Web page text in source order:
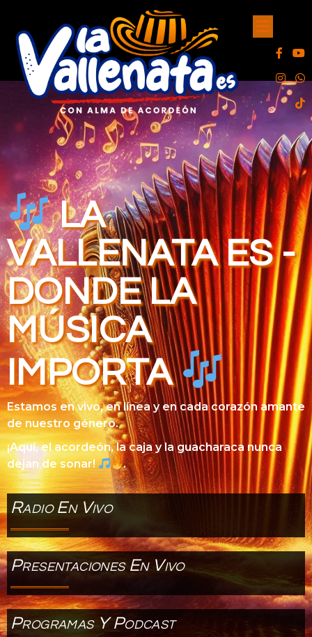
LA
VALLENATA ES -
DONDE LA
MÚSICA
IMPORTA
Estamos en vivo, en línea y en cada corazón amante
de nuestro género.
¡Aquí, el acordeón, la caja y la guacharaca nunca
dejan de sonar!
.
Radio En Vivo
Presentaciones En Vivo
Programas Y Podcast